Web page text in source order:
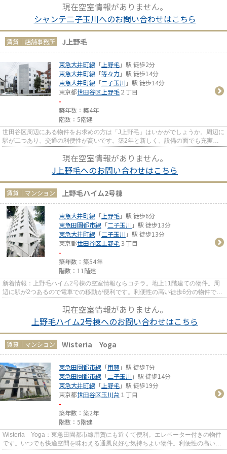
現在空室情報がありません。
シャンテ二子玉川へのお問い合わせはこちら
賃貸｜店舗事務所 J上野毛
東急大井町線 「 上野毛」駅 徒歩2分
東急大井町線 「等々力」駅 徒歩14分
東急大井町線 「二子玉川 」駅 徒歩14分
東京都世田谷区 上野毛２丁目
-
築年数：築4年
階数：5階建
世田谷区周辺にある物件をお求めの方は「J上野毛」はいかがでしょうか。周辺に
駅が二つあり、交通の利便性が高いです。築2年と新しく、設備の面でも充実。
現在空室情報がありません。
J上野毛へのお問い合わせはこちら
賃貸｜マンション 上野毛ハイム2号棟
東急大井町線 「 上野毛」駅 徒歩6分
東急田園都市線 「二子玉川 」駅 徒歩13分
東急大井町線 「二子玉川 」駅 徒歩13分
東京都世田谷区 上野毛３丁目
-
築年数：築54年
階数：11階建
新着情報：上野毛ハイム2号棟の空室情報ならコチラ。地上11階建ての物件。周
辺に駅が2つあるので電車での移動が便利です。利便性の高い徒歩6分の物件で
現在空室情報がありません。
上野毛ハイム2号棟へのお問い合わせはこちら
賃貸｜マンション Wisteria Yoga
東急田園都市線 「用賀 」駅 徒歩7分
東急田園都市線 「二子玉川 」駅 徒歩14分
東急大井町線 「 上野毛」駅 徒歩19分
東京都世田谷区玉川台 １丁目
-
築年数：築2年
階数：5階建
Wisteria Yoga：東急田園都市線用賀にも近くて便利。エレベーター付きの物件
です。いつでも快適空間を味わえる通風良好な気持ちよい物件。利便性の高い設